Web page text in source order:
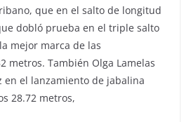
que en el salto de longitud
dobló prueba en el triple salto
mejor marca de las
metros. También Olga Lamelas
en el lanzamiento de jabalina
28.72 metros,